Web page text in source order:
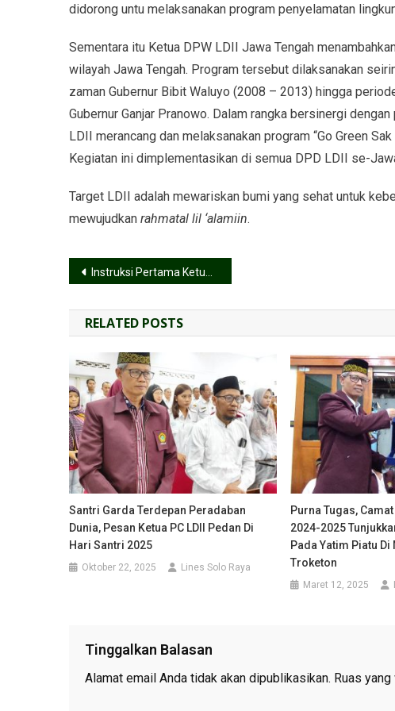
didorong untu melaksanakan program penyelamatan
Sementara itu Ketua DPW LDII Jawa Tengah
wilayah Jawa Tengah. Program tersebut dilaksanakan
zaman Gubernur Bibit Waluyo (2008 – 2013) hingga
Gubernur Ganjar Pranowo. Dalam rangka bersinergi
LDII merancang dan melaksanakan program “Go Green
Kegiatan ini dimplementasikan di semua DPD LDII se-
Target LDII adalah mewariskan bumi yang sehat untuk
mewujudkan rahmatal lil ‘alamiin.
Instruksi Pertama Ketum LDII Terpilih: Seluruh Warga LDII Bantu Pemerintah
RELATED POSTS
Santri Garda Terdepan Peradaban
Dunia, Pesan Ketua PC LDII Pedan Di
Hari Santri 2025
Oktober 22, 2025 Lines Solo Raya
Purna Tugas,
2024-2025
Pada Yatim Piatu Di
Troketon
Maret 12, 2025
Tinggalkan Balasan
Alamat email Anda tidak akan dipublikasikan. Ruas